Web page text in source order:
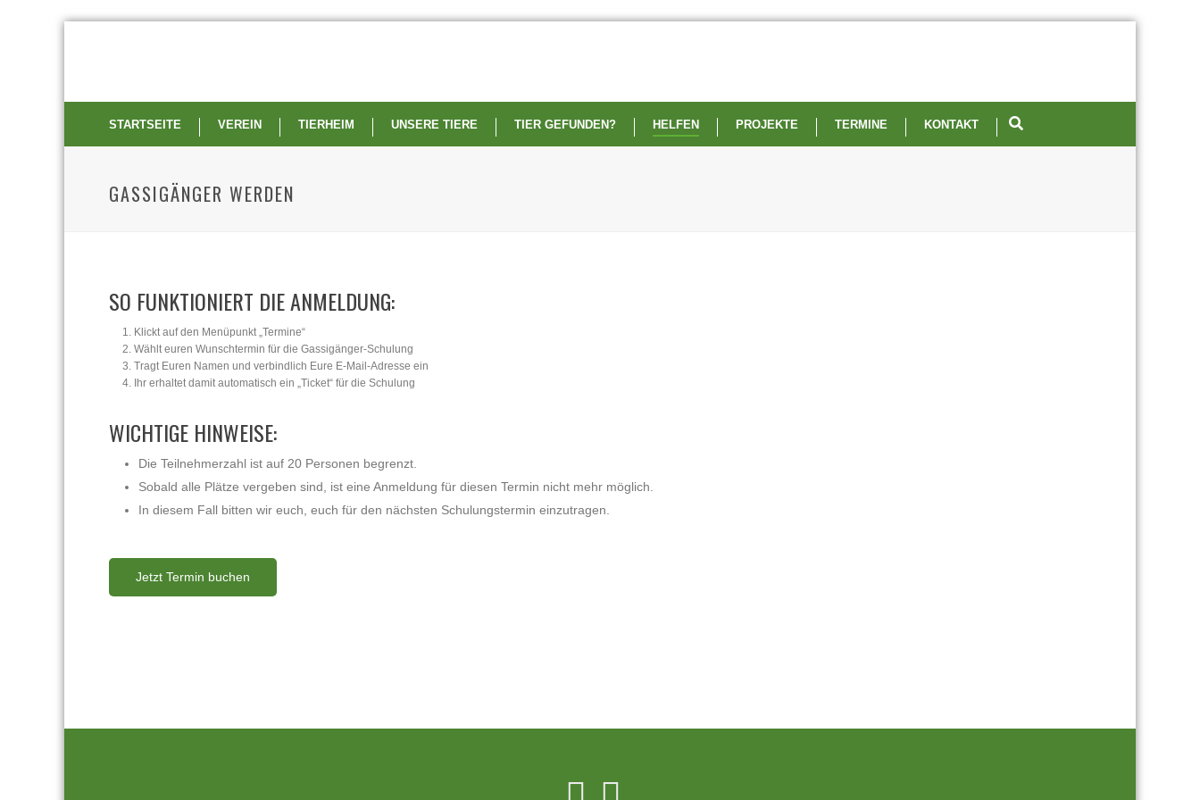
STARTSEITE VEREIN TIERHEIM UNSERE TIERE TIER GEFUNDEN? HELFEN PROJEKTE TERMINE KONTAKT
GASSIGÄNGER WERDEN
SO FUNKTIONIERT DIE ANMELDUNG:
Klickt auf den Menüpunkt „Termine“
Wählt euren Wunschtermin für die Gassigänger-Schulung
Tragt Euren Namen und verbindlich Eure E-Mail-Adresse ein
Ihr erhaltet damit automatisch ein „Ticket“ für die Schulung
WICHTIGE HINWEISE:
Die Teilnehmerzahl ist auf 20 Personen begrenzt.
Sobald alle Plätze vergeben sind, ist eine Anmeldung für diesen Termin nicht mehr möglich.
In diesem Fall bitten wir euch, euch für den nächsten Schulungstermin einzutragen.
Jetzt Termin buchen